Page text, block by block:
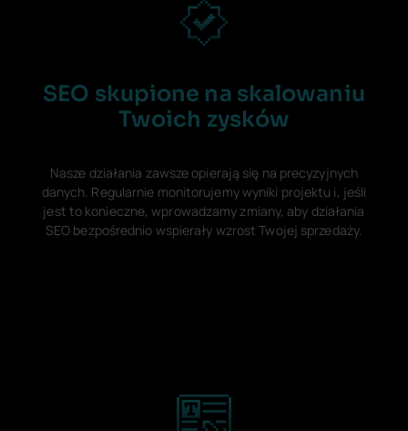
SEO skupione na skalowaniu
Twoich zysków
Nasze działania zawsze opierają się na precyzyjnych
danych. Regularnie monitorujemy wyniki projektu i, jeśli
jest to konieczne, wprowadzamy zmiany, aby działania
SEO bezpośrednio wspierały wzrost Twojej sprzedaży.